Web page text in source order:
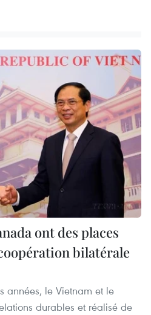
ont des places
bilatérale
années, le Vietnam et le
durables et réalisé de